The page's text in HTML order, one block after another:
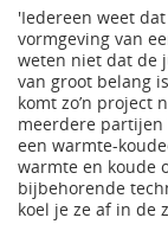
'Iedereen weet
vormgeving van
weten niet dat de
van groot belang
komt zo’n project
meerdere partijen
een warmte-
warmte en koude
bijbehorende
koel je ze af in de